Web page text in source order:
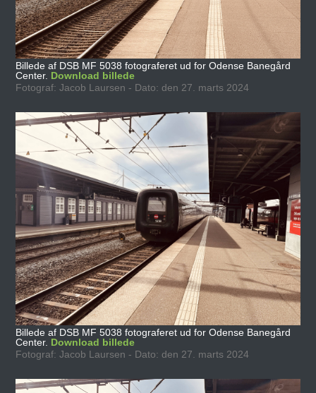
Billede af DSB MF 5038 fotograferet ud for Odense Banegård
Center. Download billede
Fotograf: Jacob Laursen - Dato: den 27. marts 2024
Billede af DSB MF 5038 fotograferet ud for Odense Banegård
Center. Download billede
Fotograf: Jacob Laursen - Dato: den 27. marts 2024